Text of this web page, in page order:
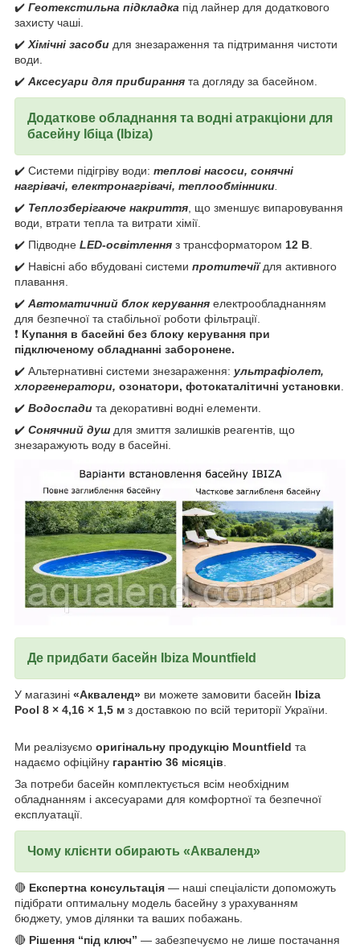
✔️ Геотекстильна підкладка під лайнер для додаткового
захисту чаші.
✔️ Хімічні засоби для знезараження та підтримання чистоти
води.
✔️ Аксесуари для прибирання та догляду за басейном.
Додаткове обладнання та водні атракціони для
басейну Ібіца ( Ibiza)
✔️ Системи підігріву води: теплові насоси, сонячні
нагрівачі, електронагрівачі, теплообмінники
✔️ Теплозберігаюче накриття , що зменшує випаровування
води, втрати тепла та витрати хімії.
✔️ Підводне LED-освітлення з трансформатором 12 В
✔️ Навісні або вбудовані системи протитечії для активного
плавання.
✔️ Автоматичний блок керування електрообладнанням
для безпечної та стабільної роботи фільтрації.
❗ Купання в басейні без блоку керування при
підключеному обладнанні заборонене.
✔️ Альтернативні системи знезараження: ультрафіолет,
хлоргенератори, озонатори, фотокаталітичні установки
✔️ Водоспади та декоративні водні елементи.
✔️ Сонячний душ для змиття залишків реагентів, що
знезаражують воду в басейні.
Де придбати басейн Ibiza Mountfield
У магазині «Акваленд» ви можете замовити басейн Ibiza
Pool 8 × 4,16 × 1,5 м з доставкою по всій території України.
Ми реалізуємо оригінальну продукцію Mountfield та
надаємо офіційну гарантію 36 місяців
За потреби басейн комплектується всім необхідним
обладнанням і аксесуарами для комфортної та безпечної
експлуатації.
Чому клієнти обирають «Акваленд»
🔴 Експертна консультація — наші спеціалісти допоможуть
підібрати оптимальну модель басейну з урахуванням
бюджету, умов ділянки та ваших побажань.
🔴 Рішення “під ключ” — забезпечуємо не лише постачання